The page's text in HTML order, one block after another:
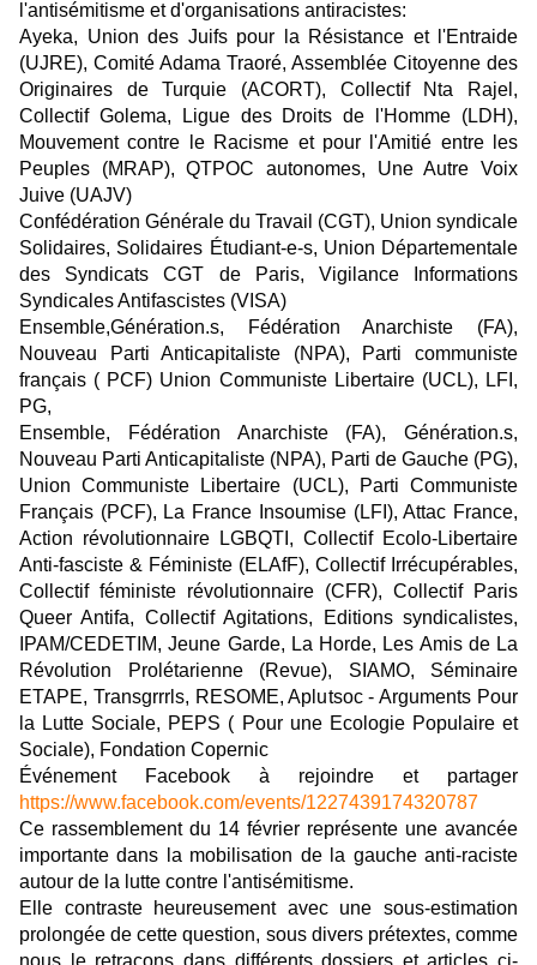
l'antisémitisme et d'organisations antiracistes:
Ayeka, Union des Juifs pour la Résistance et l'Entraide
(UJRE), Comité Adama Traoré, Assemblée Citoyenne des
Originaires de Turquie (ACORT), Collectif Nta Rajel,
Collectif Golema, Ligue des Droits de l'Homme (LDH),
Mouvement contre le Racisme et pour l'Amitié entre les
Peuples (MRAP), QTPOC autonomes, Une Autre Voix
Juive (UAJV)
Confédération Générale du Travail (CGT), Union syndicale
Solidaires, Solidaires Étudiant-e-s, Union Départementale
des Syndicats CGT de Paris, Vigilance Informations
Syndicales Antifascistes (VISA)
Ensemble,Génération.s, Fédération Anarchiste (FA),
Nouveau Parti Anticapitaliste (NPA), Parti communiste
français ( PCF) Union Communiste Libertaire (UCL), LFI,
PG,
Ensemble, Fédération Anarchiste (FA), Génération.s,
Nouveau Parti Anticapitaliste (NPA), Parti de Gauche (PG),
Union Communiste Libertaire (UCL), Parti Communiste
Français (PCF), La France Insoumise (LFI), Attac France,
Action révolutionnaire LGBQTI, Collectif Ecolo-Libertaire
Anti-fasciste & Féministe (ELAfF), Collectif Irrécupérables,
Collectif féministe révolutionnaire (CFR), Collectif Paris
Queer Antifa, Collectif Agitations, Editions syndicalistes,
IPAM/CEDETIM, Jeune Garde, La Horde, Les Amis de La
Révolution Prolétarienne (Revue), SIAMO, Séminaire
ETAPE, Transgrrrls, RESOME, Aplutsoc - Arguments Pour
la Lutte Sociale, PEPS ( Pour une Ecologie Populaire et
Sociale), Fondation Copernic
Événement Facebook à rejoindre et partager
https://www.facebook.com/events/1227439174320787
Ce rassemblement du 14 février représente une avancée
importante dans la mobilisation de la gauche anti-raciste
autour de la lutte contre l'antisémitisme.
Elle contraste heureusement avec une sous-estimation
prolongée de cette question, sous divers prétextes, comme